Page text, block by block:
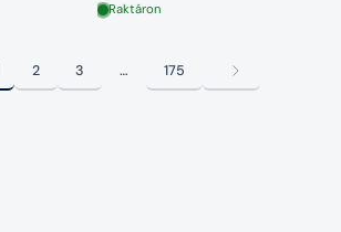
Raktáron
2 3 … 175